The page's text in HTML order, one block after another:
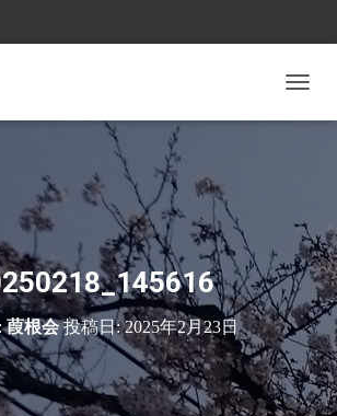
ビ
ン
を
切
り
替
え
葭根会投稿日:2025年2月23日